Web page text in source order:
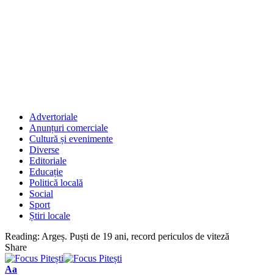
Advertoriale
Anunțuri comerciale
Cultură și evenimente
Diverse
Editoriale
Educație
Politică locală
Social
Sport
Știri locale
Reading: Argeș. Puști de 19 ani, record periculos de viteză
Share
Font
Aa